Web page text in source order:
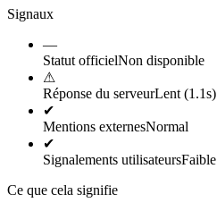
Signaux
—
Statut officielNon disponible
⚠
Réponse du serveurLent (1.1s)
✔
Mentions externesNormal
✔
Signalements utilisateursFaible
Ce que cela signifie